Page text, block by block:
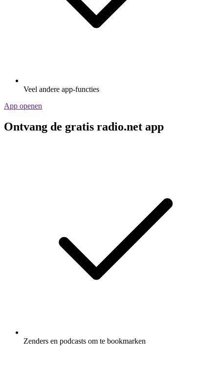
Veel andere app-functies
App openen
Ontvang de gratis radio.net app
Zenders en podcasts om te bookmarken